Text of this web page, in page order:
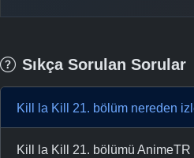
Sıkça Sorulan Sorular
Kill la Kill 21. bölüm nereden
Kill la Kill 21. bölümü